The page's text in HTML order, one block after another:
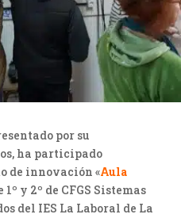
por su
ha participado
de innovación «Aula
y 2º de CFGS Sistemas
del IES La Laboral de La